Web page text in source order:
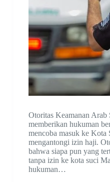
Otoritas Keamanan Arab
memberikan hukuman
mencoba masuk ke Kota
mengantongi izin haji.
bahwa siapa pun yang
tanpa izin ke kota suci
hukuman…